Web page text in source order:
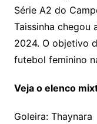
Série A2 do
Taissinha chegou
2024. O objetivo
futebol feminino
Veja o elenco
Goleira: Thaynara